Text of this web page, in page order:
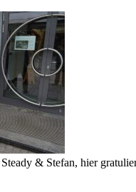
& Stefan, hier